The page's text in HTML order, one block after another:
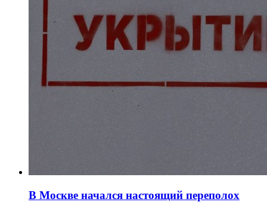
В Москве начался настоящий переполох